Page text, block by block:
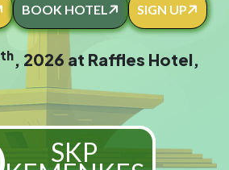
BOOK HOTEL SIGN UP
th, 2026 at Raffles Hotel,
SKP